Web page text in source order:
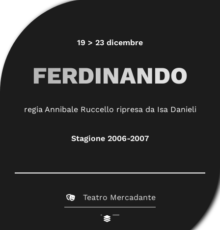
19 > 23 dicembre
FERDINANDO
regia Annibale Ruccello ripresa da Isa Danieli
Stagione 2006-2007
Teatro Mercadante